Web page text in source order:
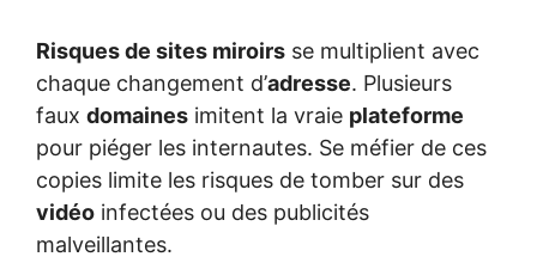
Risques de sites miroirs se multiplient avec
chaque changement d’adresse. Plusieurs
faux domaines imitent la vraie plateforme
pour piéger les internautes. Se méfier de ces
copies limite les risques de tomber sur des
vidéo infectées ou des publicités
malveillantes.